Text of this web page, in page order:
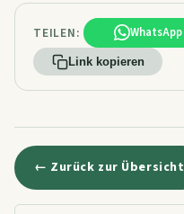
TEILEN: WhatsApp
Link kopieren
← Zurück zur Übersicht